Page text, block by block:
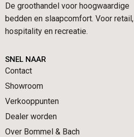
De groothandel voor hoogwaardige
bedden en slaapcomfort. Voor retail,
hospitality en recreatie.
SNEL NAAR
Contact
Showroom
Verkooppunten
Dealer worden
Over Bommel & Bach